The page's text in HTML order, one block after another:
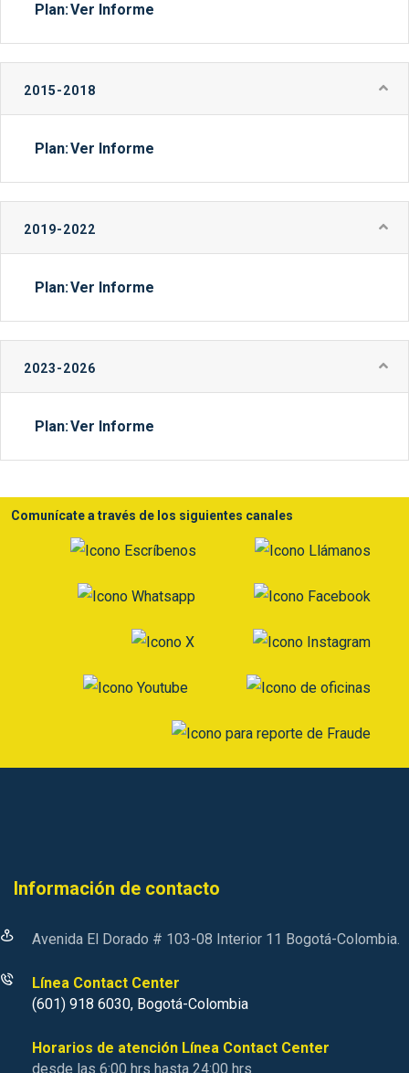
Plan:Ver Informe
2015-2018
Plan:Ver Informe
2019-2022
Plan:Ver Informe
2023-2026
Plan:Ver Informe
Comunícate a través de los siguientes canales
Información de contacto
Avenida El Dorado # 103-08 Interior 11 Bogotá-Colombia.
Línea Contact Center
(601) 918 6030, Bogotá-Colombia
Horarios de atención Línea Contact Center
desde las 6:00 hrs hasta 24:00 hrs